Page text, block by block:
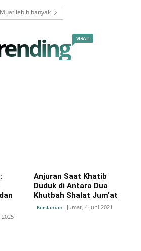
Muat lebih banyak
VIRAL!
Anjuran Saat Khatib
Duduk di Antara Dua
Khutbah Shalat Jum’at
Keislaman Jumat, 4 Juni 2021